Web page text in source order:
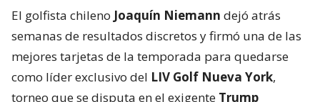
El golfista chileno Joaquín Niemann dejó atrás
semanas de resultados discretos y firmó una de las
mejores tarjetas de la temporada para quedarse
como líder exclusivo del LIV Golf Nueva York,
torneo que se disputa en el exigente Trump